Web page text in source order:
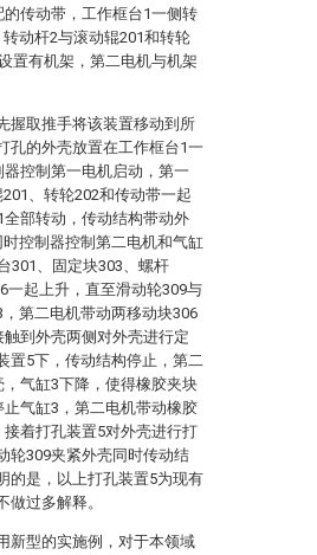
传动带，工作框台1一侧转
动杆2与滚动辊201和转轮
置有机架，第二电机与机架
握取推手将该装置移动到所
孔的外壳放置在工作框台1一
控制第一电机启动，第一
、转轮202和传动带一起
部转动，传动结构带动外
控制器控制第二电机和气缸
301、固定块303、螺杆
一起上升，直至滑动轮309与
第二电机带动两移动块306
到外壳两侧对外壳进行定
置5下，传动结构停止，第二
气缸3下降，使得橡胶夹块
气缸3，第二电机带动橡胶
着打孔装置5对外壳进行打
轮309夹紧外壳同时传动结
的是，以上打孔装置5为现有
过多解释。
新型的实施例，对于本领域